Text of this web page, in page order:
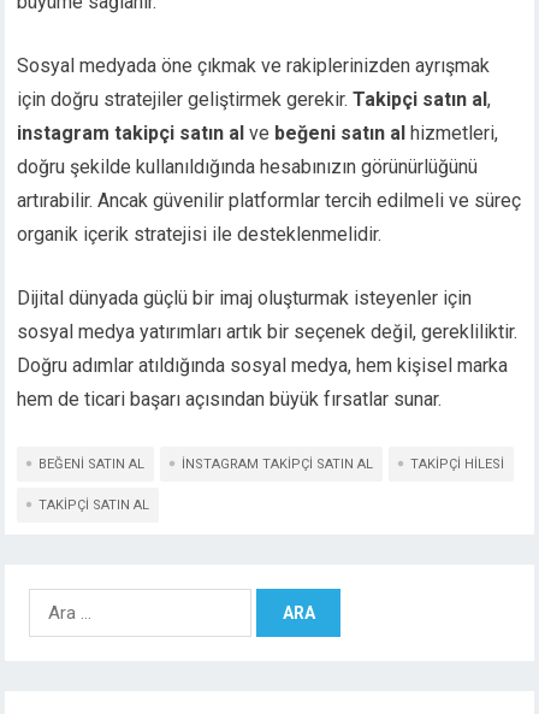
Sosyal medyada öne çıkmak ve rakiplerinizden ayrışmak
için doğru stratejiler geliştirmek gerekir.Takipçi satın al,
instagram takipçi satın al ve beğeni satın al hizmetleri,
doğru şekilde kullanıldığında hesabınızın görünürlüğünü
artırabilir. Ancak güvenilir platformlar tercih edilmeli ve süreç
organik içerik stratejisi ile desteklenmelidir.
Dijital dünyada güçlü bir imaj oluşturmak isteyenler için
sosyal medya yatırımları artık bir seçenek değil, gerekliliktir.
Doğru adımlar atıldığında sosyal medya, hem kişisel marka
hem de ticari başarı açısından büyük fırsatlar sunar.
BEĞENI SATIN AL INSTAGRAM TAKIPÇI SATIN AL TAKIPÇI HILESI
TAKIPÇI SATIN AL
Arama: